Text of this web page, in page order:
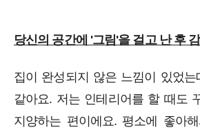
당신의 공간에 '그림'을 걸고 난 후
집이 완성되지 않은 느낌이 있었
같아요. 저는 인테리어를 할 때도
지양하는 편이에요. 평소에 좋아